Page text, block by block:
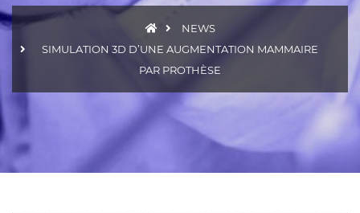
NEWS
SIMULATION 3D D’UNE AUGMENTATION MAMMAIRE
PAR PROTHÈSE